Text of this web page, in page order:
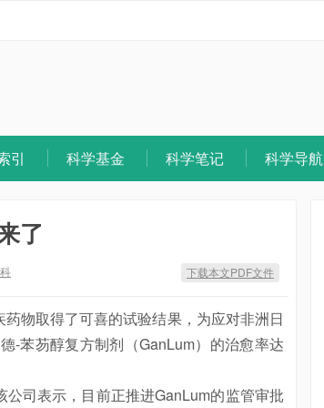
引 科学基金 科学笔记 科学导航
了
下载本文PDF文件
药物取得了可喜的试验结果，为应对非洲日
-苯芴醇复方制剂（GanLum）的治愈率达
司表示，目前正推进GanLum的监管审批